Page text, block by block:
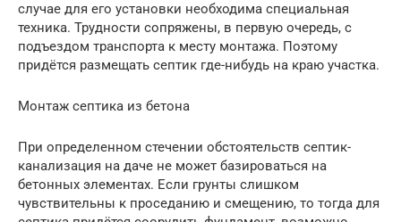
случае для его установки необходима специальная
техника. Трудности сопряжены, в первую очередь, с
подъездом транспорта к месту монтажа. Поэтому
придётся размещать септик где-нибудь на краю участка.
Монтаж септика из бетона
При определенном стечении обстоятельств септик-
канализация на даче не может базироваться на
бетонных элементах. Если грунты слишком
чувствительны к проседанию и смещению, то тогда для